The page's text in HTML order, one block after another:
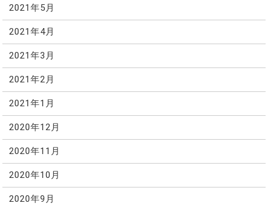
2021年5月
2021年4月
2021年3月
2021年2月
2021年1月
2020年12月
2020年11月
2020年10月
2020年9月